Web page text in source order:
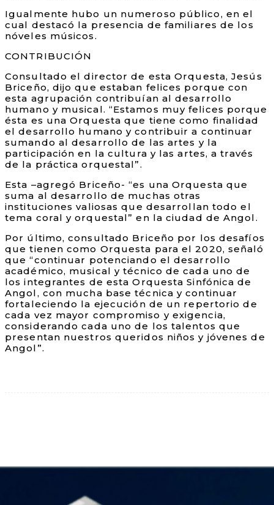
Igualmente hubo un numeroso público, en el
cual destacó la presencia de familiares de los
nóveles músicos.
CONTRIBUCIÓN
Consultado el director de esta Orquesta, Jesús
Briceño, dijo que estaban felices porque con
esta agrupación contribuían al desarrollo
humano y musical. “Estamos muy felices porque
ésta es una Orquesta que tiene como finalidad
el desarrollo humano y contribuir a continuar
sumando al desarrollo de las artes y la
participación en la cultura y las artes, a través
de la práctica orquestal”.
Esta –agregó Briceño- “es una Orquesta que
suma al desarrollo de muchas otras
instituciones valiosas que desarrollan todo el
tema coral y orquestal” en la ciudad de Angol.
Por último, consultado Briceño por los desafíos
que tienen como Orquesta para el 2020, señaló
que “continuar potenciando el desarrollo
académico, musical y técnico de cada uno de
los integrantes de esta Orquesta Sinfónica de
Angol, con mucha base técnica y continuar
fortaleciendo la ejecución de un repertorio de
cada vez mayor compromiso y exigencia,
considerando cada uno de los talentos que
presentan nuestros queridos niños y jóvenes de
Angol”.